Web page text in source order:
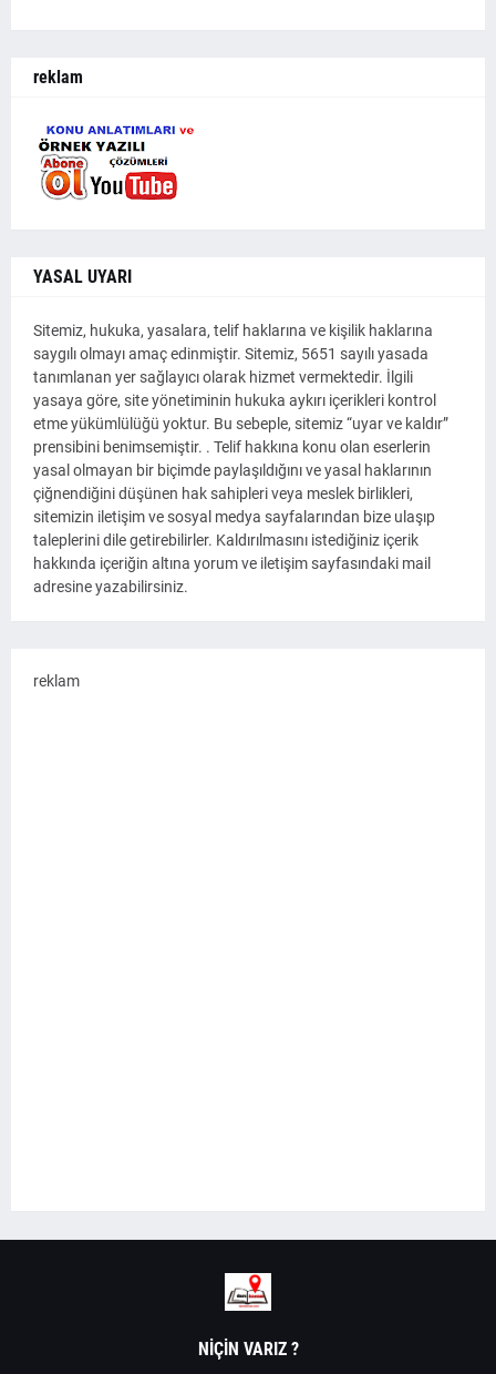
reklam
YASAL UYARI
Sitemiz, hukuka, yasalara, telif haklarına ve kişilik haklarına
saygılı olmayı amaç edinmiştir. Sitemiz, 5651 sayılı yasada
tanımlanan yer sağlayıcı olarak hizmet vermektedir. İlgili
yasaya göre, site yönetiminin hukuka aykırı içerikleri kontrol
etme yükümlülüğü yoktur. Bu sebeple, sitemiz “uyar ve kaldır”
prensibini benimsemiştir. . Telif hakkına konu olan eserlerin
yasal olmayan bir biçimde paylaşıldığını ve yasal haklarının
çiğnendiğini düşünen hak sahipleri veya meslek birlikleri,
sitemizin iletişim ve sosyal medya sayfalarından bize ulaşıp
taleplerini dile getirebilirler. Kaldırılmasını istediğiniz içerik
hakkında içeriğin altına yorum ve iletişim sayfasındaki mail
adresine yazabilirsiniz.
reklam
NIÇIN VARIZ ?